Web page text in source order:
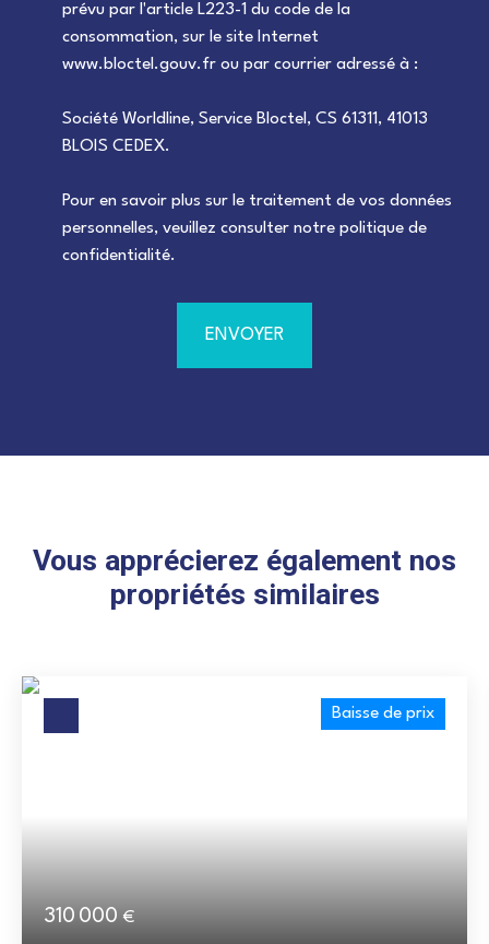
prévu par l'article L223-1 du code de la
consommation, sur le site Internet
www.bloctel.gouv.fr ou par courrier adressé à :
Société Worldline, Service Bloctel, CS 61311, 41013
BLOIS CEDEX.
Pour en savoir plus sur le traitement de vos données
personnelles, veuillez consulter notre politique de
confidentialité.
ENVOYER
Vous apprécierez également nos
propriétés similaires
310 000€
Baisse de prix